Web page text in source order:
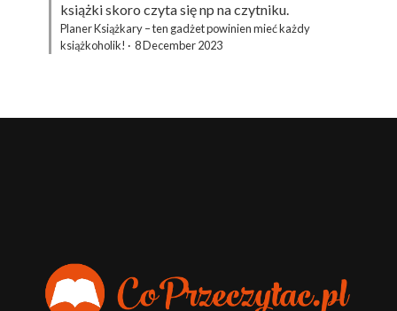
książki skoro czyta się np na czytniku.
Planer Książkary – ten gadżet powinien mieć każdy
książkoholik! · 8 December 2023